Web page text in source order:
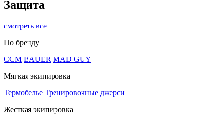
Защита
смотреть все
По бренду
CCM BAUER MAD GUY
Мягкая экипировка
Термобелье Тренировочные джерси
Жесткая экипировка